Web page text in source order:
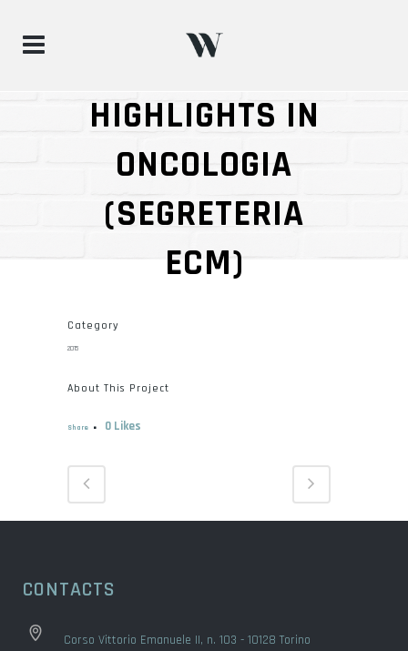
HIGHLIGHTS IN
ONCOLOGIA
(SEGRETERIA
ECM)
Category
2015
About This Project
Share 0 Likes
CONTACTS
Corso Vittorio Emanuele II, n. 103 - 10128 Torino